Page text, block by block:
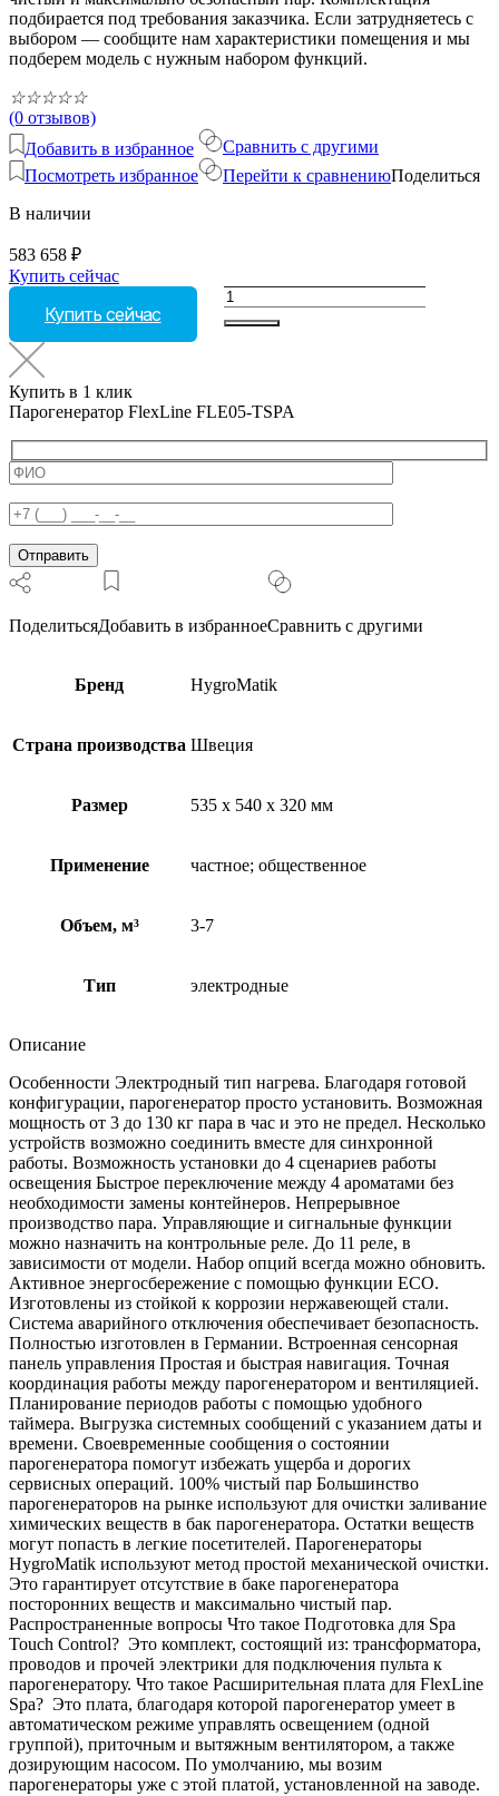
подбирается под требования заказчика. Если затрудняетесь с
выбором — сообщите нам характеристики помещения и мы
подберем модель с нужным набором функций.
☆☆☆☆☆
(0 отзывов)
Добавить в избранное
Посмотреть избранное
Сравнить с другими
Перейти к сравнениюПоделиться
В наличии
583 658 ₽
Купить сейчас
Купить сейчас
Количество
Купить в 1 клик
Парогенератор FlexLine FLE05-TSPA
ПоделитьсяДобавить в избранноеСравнить с другими
Бренд HygroMatik
Страна производства Швеция
Размер 535 x 540 x 320 мм
Применение частное; общественное
Объем, м³ 3-7
Тип электродные
Описание
Особенности Электродный тип нагрева. Благодаря готовой
конфигурации, парогенератор просто установить. Возможная
мощность от 3 до 130 кг пара в час и это не предел. Несколько
устройств возможно соединить вместе для синхронной
работы. Возможность установки до 4 сценариев работы
освещения Быстрое переключение между 4 ароматами без
необходимости замены контейнеров. Непрерывное
производство пара. Управляющие и сигнальные функции
можно назначить на контрольные реле. До 11 реле, в
зависимости от модели. Набор опций всегда можно обновить.
Активное энергосбережение с помощью функции ECO.
Изготовлены из стойкой к коррозии нержавеющей стали.
Система аварийного отключения обеспечивает безопасность.
Полностью изготовлен в Германии. Встроенная сенсорная
панель управления Простая и быстрая навигация. Точная
координация работы между парогенератором и вентиляцией.
Планирование периодов работы с помощью удобного
таймера. Выгрузка системных сообщений с указанием даты и
времени. Своевременные сообщения о состоянии
парогенератора помогут избежать ущерба и дорогих
сервисных операций. 100% чистый пар Большинство
парогенераторов на рынке используют для очистки заливание
химических веществ в бак парогенератора. Остатки веществ
могут попасть в легкие посетителей. Парогенераторы
HygroMatik используют метод простой механической очистки.
Это гарантирует отсутствие в баке парогенератора
посторонних веществ и максимально чистый пар.
Распространенные вопросы Что такое Подготовка для Spa
Touch Control? Это комплект, состоящий из: трансформатора,
проводов и прочей электрики для подключения пульта к
парогенератору. Что такое Расширительная плата для FlexLine
Spa? Это плата, благодаря которой парогенератор умеет в
автоматическом режиме управлять освещением (одной
группой), приточным и вытяжным вентилятором, а также
дозирующим насосом. По умолчанию, мы возим
парогенераторы уже с этой платой, установленной на заводе.